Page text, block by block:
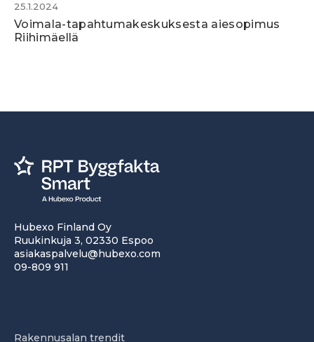
25.1.2024
Voimala-tapahtuma­keskuksesta aiesopimus
Riihimäellä
Hubexo Finland Oy
Ruukinkuja 3, 02330 Espoo
asiakaspalvelu@hubexo.com
09-809 911
Rakennusalan trendit